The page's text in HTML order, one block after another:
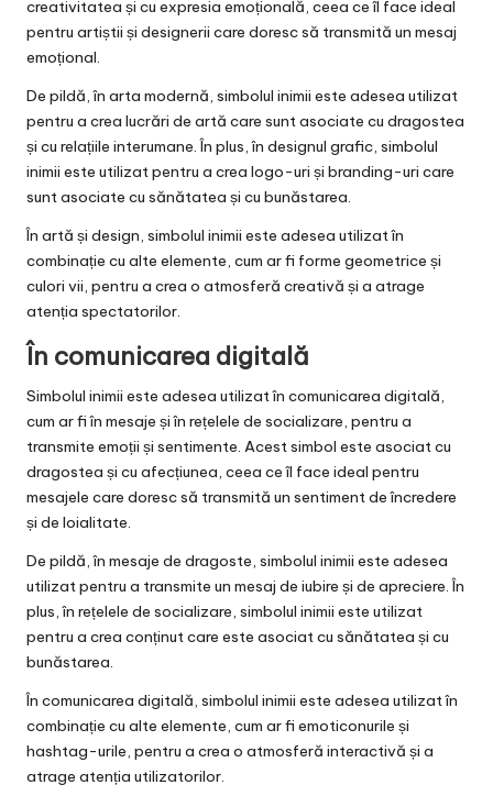
creativitatea și cu expresia emoțională, ceea ce îl face ideal
pentru artiștii și designerii care doresc să transmită un mesaj
emoțional.
De pildă, în arta modernă, simbolul inimii este adesea utilizat
pentru a crea lucrări de artă care sunt asociate cu dragostea
și cu relațiile interumane. În plus, în designul grafic, simbolul
inimii este utilizat pentru a crea logo-uri și branding-uri care
sunt asociate cu sănătatea și cu bunăstarea.
În artă și design, simbolul inimii este adesea utilizat în
combinație cu alte elemente, cum ar fi forme geometrice și
culori vii, pentru a crea o atmosferă creativă și a atrage
atenția spectatorilor.
În comunicarea digitală
Simbolul inimii este adesea utilizat în comunicarea digitală,
cum ar fi în mesaje și în rețelele de socializare, pentru a
transmite emoții și sentimente. Acest simbol este asociat cu
dragostea și cu afecțiunea, ceea ce îl face ideal pentru
mesajele care doresc să transmită un sentiment de încredere
și de loialitate.
De pildă, în mesaje de dragoste, simbolul inimii este adesea
utilizat pentru a transmite un mesaj de iubire și de apreciere. În
plus, în rețelele de socializare, simbolul inimii este utilizat
pentru a crea conținut care este asociat cu sănătatea și cu
bunăstarea.
În comunicarea digitală, simbolul inimii este adesea utilizat în
combinație cu alte elemente, cum ar fi emoticonurile și
hashtag-urile, pentru a crea o atmosferă interactivă și a
atrage atenția utilizatorilor.